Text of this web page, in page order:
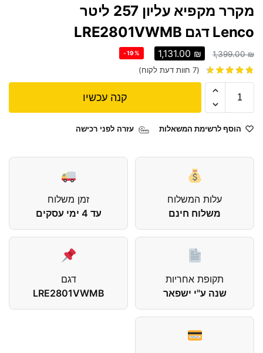
מקרר ‏מקפיא עליון 257 ‏ליטר
Lenco דגם LRE2801VWMB
1,399.00₪
1,131.00 ₪
-19%
(
7 חוות דעת לקוח)
קנה עכשיו
הוסף לרשימת המשאלות עזרה לפני רכישה
עלות המשלוח
משלוח חינם
זמן משלוח
עד 4 ימי עסקים
תקופת אחריות
שנה ע"י ישפאר
דגם
LRE2801VWMB